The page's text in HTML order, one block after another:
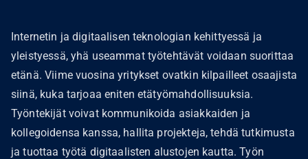
Internetin ja digitaalisen teknologian kehittyessä ja
yleistyessä, yhä useammat työtehtävät voidaan suorittaa
etänä. Viime vuosina yritykset ovatkin kilpailleet osaajista
siinä, kuka tarjoaa eniten etätyömahdollisuuksia.
Työntekijät voivat kommunikoida asiakkaiden ja
kollegoidensa kanssa, hallita projekteja, tehdä tutkimusta
ja tuottaa työtä digitaalisten alustojen kautta. Työn